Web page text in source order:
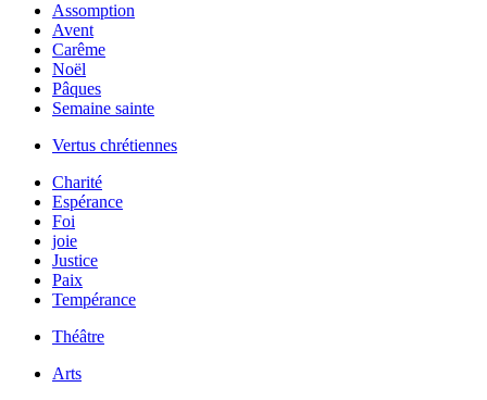
Assomption
Avent
Carême
Noël
Pâques
Semaine sainte
Vertus chrétiennes
Charité
Espérance
Foi
joie
Justice
Paix
Tempérance
Théâtre
Arts